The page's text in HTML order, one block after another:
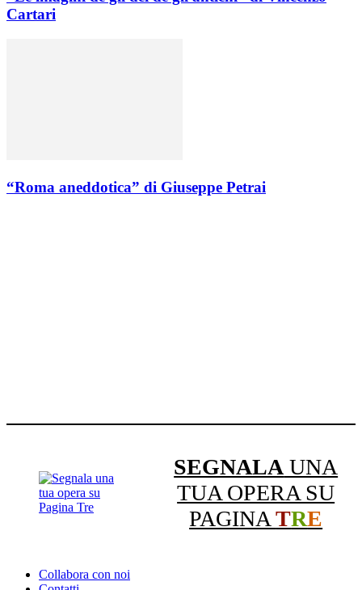
Cartari
“Roma aneddotica” di Giuseppe Petrai
SEGNALA UNA
TUA OPERA SU
PAGINATRE
Collabora con noi